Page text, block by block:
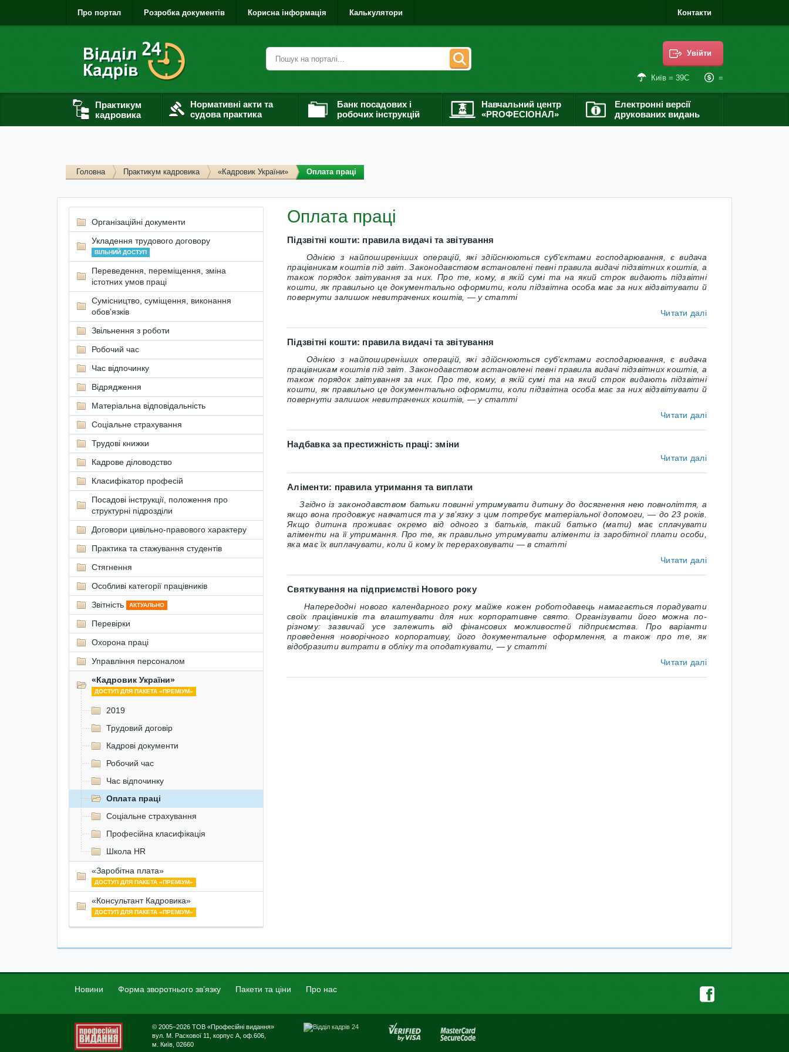
Про портал Розробка документів Корисна інформація Калькулятори Контакти
Увійти
Київ = 39С =
Практикум
кадровика
Нормативні акти та
судова практика
Банк посадових і
робочих інструкцій
Навчальний центр
«PROФЕСІОНАЛ»
Електронні версії
друкованих видань
Головна Практикум кадровика «Кадровик України» Оплата праці
Оплата праці
Підзвітні кошти: правила видачі та звітування
Однією з найпоширеніших операцій, які здійснюються суб’єктами господарювання, є видача
працівникам коштів під звіт. Законодавством встановлені певні правила видачі підзвітних коштів, а
також порядок звітування за них. Про те, кому, в якій сумі та на який строк видають підзвітні
кошти, як правильно це документально оформити, коли підзвітна особа має за них відзвітувати й
повернути залишок невитрачених коштів, — у статті
Читати далі
Підзвітні кошти: правила видачі та звітування
Однією з найпоширеніших операцій, які здійснюються суб’єктами господарювання, є видача
працівникам коштів під звіт. Законодавством встановлені певні правила видачі підзвітних коштів, а
також порядок звітування за них. Про те, кому, в якій сумі та на який строк видають підзвітні
кошти, як правильно це документально оформити, коли підзвітна особа має за них відзвітувати й
повернути залишок невитрачених коштів, — у статті
Читати далі
Надбавка за престижність праці: зміни
Читати далі
Аліменти: правила утримання та виплати
Згідно із законодавством батьки повинніутримувати дитину до досягнення нею повноліття, а
якщо вона продовжує навчатися та у зв’язку з цим потребує матеріальної допомоги, — до 23 років.
Якщо дитина проживає окремо від одного з батьків, такий батько (мати) має сплачувати
аліменти на її утримання. Про те, як правильно утримувати аліменти із заробітної плати особи,
яка має їх виплачувати, коли й кому їх перераховувати — в статті
Читати далі
Святкування на підприємстві Нового року
Напередодні нового календарного року майже кожен роботодавець намагається порадувати
своїх працівників та влаштувати для них корпоративне свято. Організувати його можна по-
різному: зазвичай усе залежить від фінансових можливостей підприємства. Про варіанти
проведення новорічного корпоративу, його документальне оформлення, а також про те, як
відобразити витрати в обліку та оподаткувати, — у статті
Читати далі
Організаційні документи
Укладення трудового договору
ВІЛЬНИЙ ДОСТУП
Переведення, переміщення, зміна
істотних умов праці
Сумісництво, суміщення, виконання
обов’язків
Звільнення з роботи
Робочий час
Час відпочинку
Відрядження
Матеріальна відповідальність
Соціальне страхування
Трудові книжки
Кадрове діловодство
Класифікатор професій
Посадові інструкції, положення про
структурні підрозділи
Договори цивільно-правового характеру
Практика та стажування студентів
Стягнення
Особливі категорії працівників
Звітність
АКТУАЛЬНО
Перевірки
Охорона праці
Управління персоналом
«Кадровик України»
ДОСТУП ДЛЯ ПАКЕТА «ПРЕМІУМ»
2019
Трудовий договір
Кадрові документи
Робочий час
Час відпочинку
Оплата праці
Соціальне страхування
Професійна класифікація
Школа HR
«Заробітна плата»
ДОСТУП ДЛЯ ПАКЕТА «ПРЕМІУМ»
«Консультант Кадровика»
ДОСТУП ДЛЯ ПАКЕТА «ПРЕМІУМ»
Новини Форма зворотнього зв’язку Пакети та ціни Про нас
© 2005–2026 ТОВ «Професійні видання»
вул. М. Раскової 11, корпус А, оф.606,
м. Київ, 02660